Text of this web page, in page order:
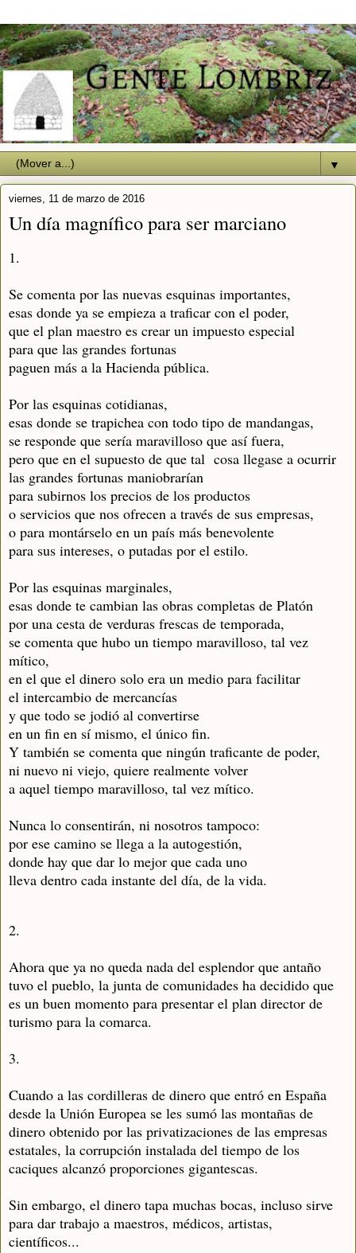
▼
viernes, 11 de marzo de 2016
Un día magnífico para ser marciano
1.
Se comenta por las nuevas esquinas importantes,
esas donde ya se empieza a traficar con el poder,
que el plan maestro es crear un impuesto especial
para que las grandes fortunas
paguen más a la Hacienda pública.
Por las esquinas cotidianas,
esas donde se trapichea con todo tipo de mandangas,
se responde que sería maravilloso que así fuera,
pero que en el supuesto de que tal cosa llegase a ocurrir
las grandes fortunas maniobrarían
para subirnos los precios de los productos
o servicios que nos ofrecen a través de sus empresas,
o para montárselo en un país más benevolente
para sus intereses, o putadas por el estilo.
Por las esquinas marginales,
esas donde te cambian las obras completas de Platón
por una cesta de verduras frescas de temporada,
se comenta que hubo un tiempo maravilloso, tal vez
mítico,
en el que el dinero solo era un medio para facilitar
el intercambio de mercancías
y que todo se jodió al convertirse
en un fin en sí mismo, el único fin.
Y también se comenta que ningún traficante de poder,
ni nuevo ni viejo, quiere realmente volver
a aquel tiempo maravilloso, tal vez mítico.
Nunca lo consentirán, ni nosotros tampoco:
por ese camino se llega a la autogestión,
donde hay que dar lo mejor que cada uno
lleva dentro cada instante del día, de la vida.
2.
Ahora que ya no queda nada del esplendor que antaño
tuvo el pueblo, la junta de comunidades ha decidido que
es un buen momento para presentar el plan director de
turismo para la comarca.
3.
Cuando a las cordilleras de dinero que entró en España
desde la Unión Europea se les sumó las montañas de
dinero obtenido por las privatizaciones de las empresas
estatales, la corrupción instalada del tiempo de los
caciques alcanzó proporciones gigantescas.
Sin embargo, el dinero tapa muchas bocas, incluso sirve
para dar trabajo a maestros, médicos, artistas,
científicos...